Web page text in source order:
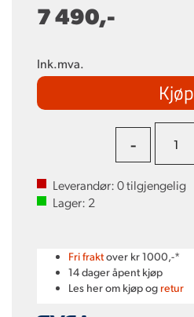
7 490,-
Ink.mva.
Kjøp
-
Leverandør:0tilgjengelig
Lager: 2
Fri fraktover kr 1000,-*
14 dager åpent kjøp
Les her om kjøp og retur